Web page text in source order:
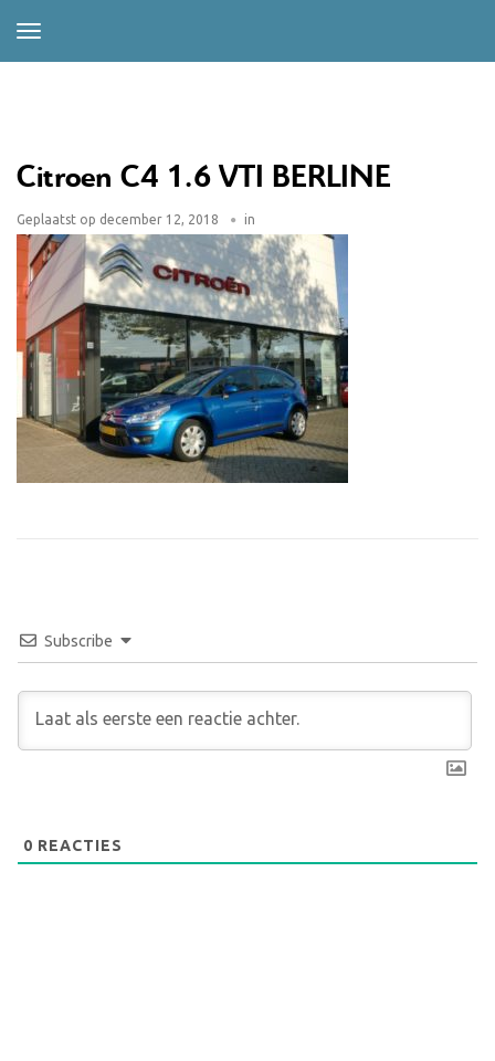
Citroen C4 1.6 VTI BERLINE
Geplaatst op december 12, 2018 in
Subscribe
0 REACTIES